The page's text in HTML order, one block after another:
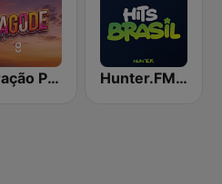
Geração Pagode Hunter.FM - Hits Brasil